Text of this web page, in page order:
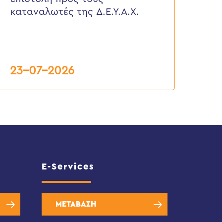
καταναλωτές της Δ.Ε.Υ.Α.Χ.
23-07-2026
E-Services
ΜΕΤΑΒΑΣΗ